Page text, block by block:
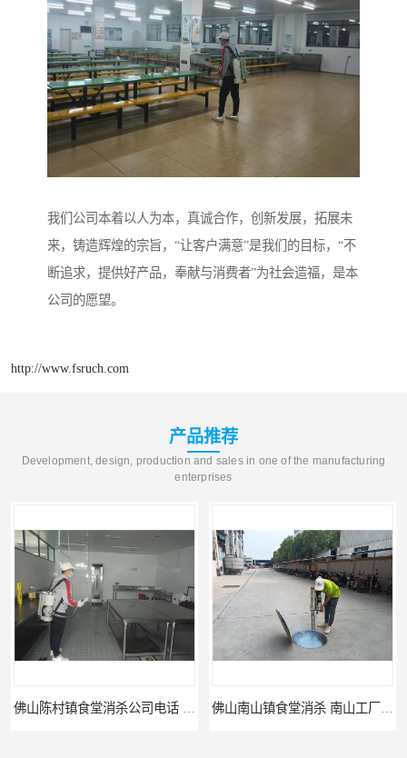
我们公司本着以人为本，真诚合作，创新发展，拓展未
来，铸造辉煌的宗旨，“让客户满意”是我们的目标，“不
断追求，提供好产品，奉献与消费者”为社会造福，是本
公司的愿望。
http://www.fsruch.com
产品推荐
Development, design, production and sales in one of the manufacturing
enterprises